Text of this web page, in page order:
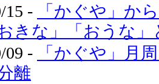
15 -
「かぐや」か
きな」「おうな」
09 -
「かぐや」月
離